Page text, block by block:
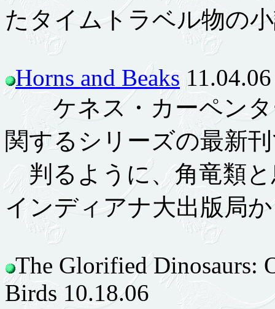
たタイムトラベル物の
Horns and Beaks 11.04.06
ケネス・カーペンタ
関するシリーズの最新
判るように、角竜類と
インディアナ大出版局
The Glorified Dinosaurs:
Birds 10.18.06